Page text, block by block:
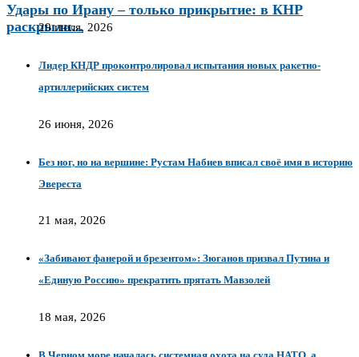
Удары по Ирану – только прикрытие: в КНР
раскрыли...
29 июля, 2026
Лидер КНДР проконтролировал испытания новых ракетно-
артиллерийских систем
26 июня, 2026
Без ног, но на вершине: Рустам Набиев вписал своё имя в историю
Эвереста
21 мая, 2026
«Забивают фанерой и брезентом»: Зюганов призвал Путина и
«Единую Россию» прекратить прятать Мавзолей
18 мая, 2026